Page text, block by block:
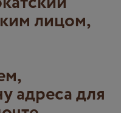
лицом,
адреса для